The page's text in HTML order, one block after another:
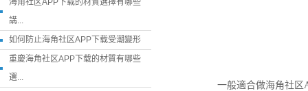
海角社区APP下载的材質選擇有哪些
講...
如何防止海角社区APP下载受潮變形
重慶海角社区APP下载的材質有哪些
選...
一般適合做海角社